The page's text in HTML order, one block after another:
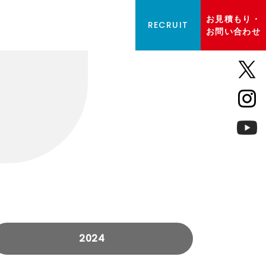
RECRUIT
お見積もり・
お問い合わせ
2024